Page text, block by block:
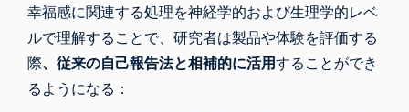
幸福感に関連する処理を神経学的および生理学的レベ
ルで理解することで、研究者は製品や体験を評価する
際、従来の自己報告法と相補的に活用することができ
るようになる：